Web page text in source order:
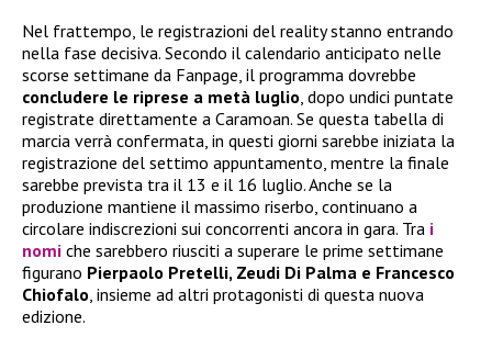
Nel frattempo, le registrazioni del reality stanno entrando
nella fase decisiva. Secondo il calendario anticipato nelle
scorse settimane da Fanpage, il programma dovrebbe
concludere le riprese a metà luglio, dopo undici puntate
registrate direttamente a Caramoan. Se questa tabella di
marcia verrà confermata, in questi giorni sarebbe iniziata la
registrazione del settimo appuntamento, mentre la finale
sarebbe prevista tra il 13 e il 16 luglio. Anche se la
produzione mantiene il massimo riserbo, continuano a
circolare indiscrezioni sui concorrenti ancora in gara. Tra i
nomi che sarebbero riusciti a superare le prime settimane
figurano Pierpaolo Pretelli, Zeudi Di Palma e Francesco
Chiofalo, insieme ad altri protagonisti di questa nuova
edizione.